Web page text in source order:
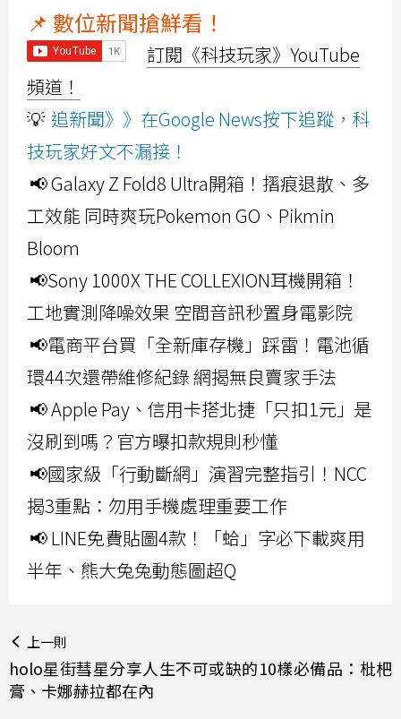
📌 數位新聞搶鮮看！
訂閱《科技玩家》YouTube
頻道！
💡 追新聞》》在Google News按下追蹤，科
技玩家好文不漏接！
📢 Galaxy Z Fold8 Ultra開箱！摺痕退散、多
工效能 同時爽玩Pokemon GO、Pikmin
Bloom
📢Sony 1000X THE COLLEXION耳機開箱！
工地實測降噪效果 空間音訊秒置身電影院
📢電商平台買「全新庫存機」踩雷！電池循
環44次還帶維修紀錄 網揭無良賣家手法
📢 Apple Pay、信用卡搭北捷「只扣1元」是
沒刷到嗎？官方曝扣款規則秒懂
📢國家級「行動斷網」演習完整指引！NCC
揭3重點：勿用手機處理重要工作
📢 LINE免費貼圖4款！「蛤」字必下載爽用
半年、熊大兔兔動態圖超Q
上一則
holo星街彗星分享人生不可或缺的10樣必備品：枇杷
膏、卡娜赫拉都在內